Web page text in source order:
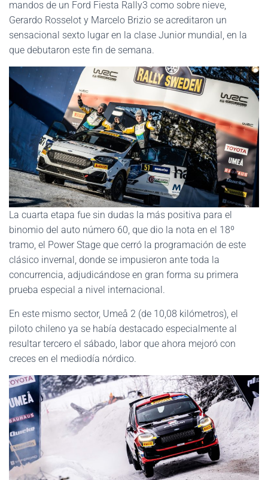
mandos de un Ford Fiesta Rally3 como sobre nieve,
Gerardo Rosselot y Marcelo Brizio se acreditaron un
sensacional sexto lugar en la clase Junior mundial, en la
que debutaron este fin de semana.
La cuarta etapa fue sin dudas la más positiva para el
binomio del auto número 60, que dio la nota en el 18º
tramo, el Power Stage que cerró la programación de este
clásico invernal, donde se impusieron ante toda la
concurrencia, adjudicándose en gran forma su primera
prueba especial a nivel internacional.
En este mismo sector, Umeå 2 (de 10,08 kilómetros), el
piloto chileno ya se había destacado especialmente al
resultar tercero el sábado, labor que ahora mejoró con
creces en el mediodía nórdico.